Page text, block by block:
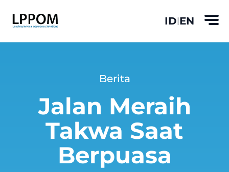
ID|EN
Berita
Jalan Meraih
Takwa Saat
Berpuasa